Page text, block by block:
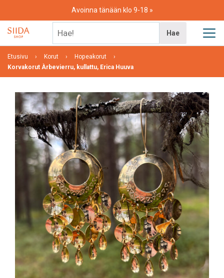
content
Avoinna tänään klo 9-18
Hae
Etusivu Korut
Hopeakorut
Korvakorut Àrbevierru, kullattu, Erica Huuva